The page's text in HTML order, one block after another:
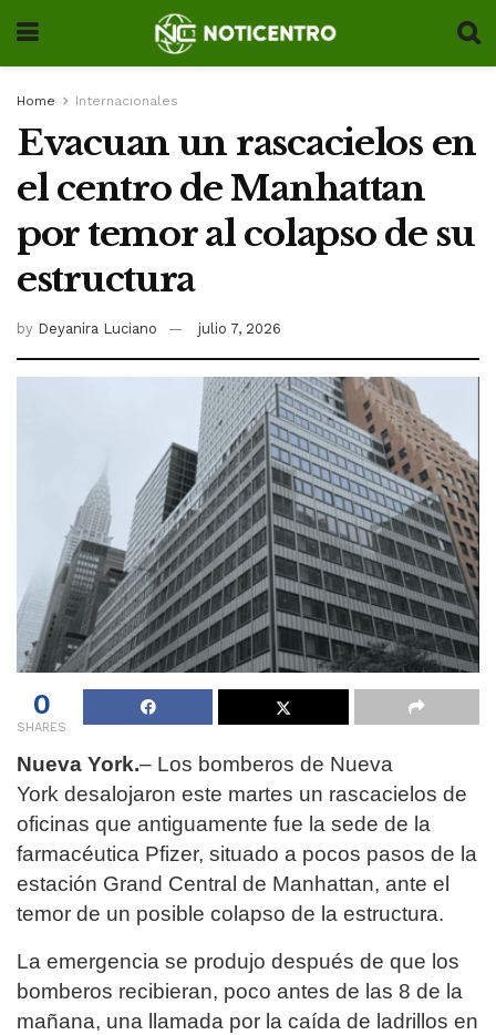
Home Internacionales
Evacuan un rascacielos en
el centro de Manhattan
por temor al colapso de su
estructura
by Deyanira Luciano julio 7, 2026
0
SHARES
Nueva York.– Los bomberos de Nueva
York desalojaron este martes un rascacielos de
oficinas que antiguamente fue la sede de la
farmacéutica Pfizer, situado a pocos pasos de la
estación Grand Central de Manhattan, ante el
temor de un posible colapso de la estructura.
La emergencia se produjo después de que los
bomberos recibieran, poco antes de las 8 de la
mañana, una llamada por la caída de ladrillos en